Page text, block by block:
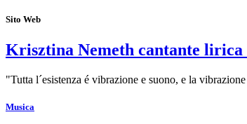
Sito Web
Krisztina Nemeth cantante lirica
"Tutta l´esistenza é vibrazione e suono, e la
Musica